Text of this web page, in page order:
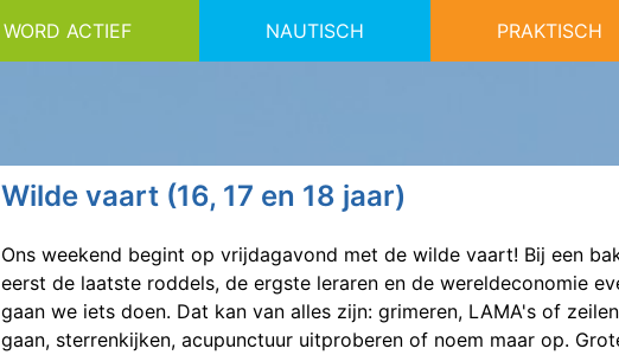
WORD ACTIEF NAUTISCH PRAKTISCH
Wilde vaart (16, 17 en 18 jaar)
Ons weekend begint op vrijdagavond met de wilde vaart! Bij een
eerst de laatste roddels, de ergste leraren en de wereldeconomie
gaan we iets doen. Dat kan van alles zijn: grimeren, LAMA's of
gaan, sterrenkijken, acupunctuur uitproberen of noem maar op.